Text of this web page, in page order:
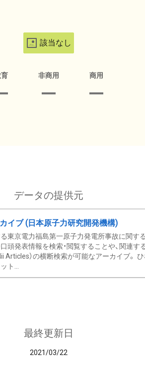
該当なし
非商用 商用
データの提供元
イブ (日本原子力研究開発機構)
東京電力福島第一原子力発電所事故に関する
発表情報を検索・閲覧することや、関連す
Articles）の横断検索が可能なアーカイブ。
ト...
最終更新日
2021/03/22